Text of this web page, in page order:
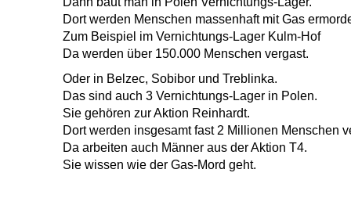
Dort werden Menschen massenhaft mit Gas
Zum Beispiel im Vernichtungs-Lager Kulm-Hof
Da werden über 150.000 Menschen vergast.
Oder in Belzec, Sobibor und Treblinka.
Das sind auch 3 Vernichtungs-Lager in Polen.
Sie gehören zur Aktion Reinhardt.
Dort werden insgesamt fast 2 Millionen Menschen
Da arbeiten auch Männer aus der Aktion T4.
Sie wissen wie der Gas-Mord geht.